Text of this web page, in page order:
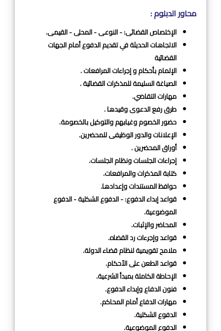
محاور الدبلوم :
الإختصاص القضائى: - النوعى - المحلى - القيمى.
الاتجاهات الحديثة في تقديم الدفوع أمام الجهات
القضائية
الإلمام بأحكام و إجراءات المرافعات .
الصياغة السليمة للمذكرات القضائية.
مهارات التقاضي.
طرق رفع الدعوى وقيدها.
حضور الخصوم وغيابهم والتوكيل بالخصومة.
الإعلانات والدور الوظيفى للمحضرين.
أوراق المحضرين .
إجراءات الجلسات ونظام الجلسات.
كتابة المذكرات والمرافعات.
حوافظ المستندات وإعدادها.
قواعد إبداء الدفوع: - الدفوع الشكلية - الدفوع
الموضوعية.
المحاضر والإثبات.
قواعد وإجرءات رد القضاه.
ملامح تقويمية لنظام قضاء الدولة.
قواعد الطعن على الأحكام.
الإحاطة الكاملة بمبدأ الشرعية.
فنون الدفاع وإبداء الدفوع.
مهارات الدفاع أمام المحاكم.
الدفوع الشكلية.
الدفوع الموضوعية.